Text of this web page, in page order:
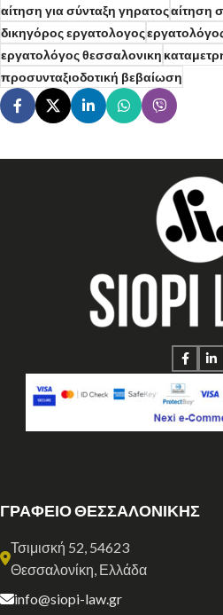
αίτηση για σύνταξη γηρατοςαίτηση
δικηγόρος εργατολογος
εργατολόγος θεσσαλονικη
προσυνταξιοδοτική βεβαίωση
ΓΡΑΦΕΙΟ ΘΕΣΣΑΛΟΝΙΚΗΣ
Τσιμισκή 52, 54623
Θεσσαλονίκη, Ελλάδα
info@siopi-law.gr